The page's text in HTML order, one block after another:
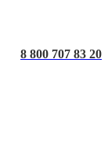
8 800 707 83 20